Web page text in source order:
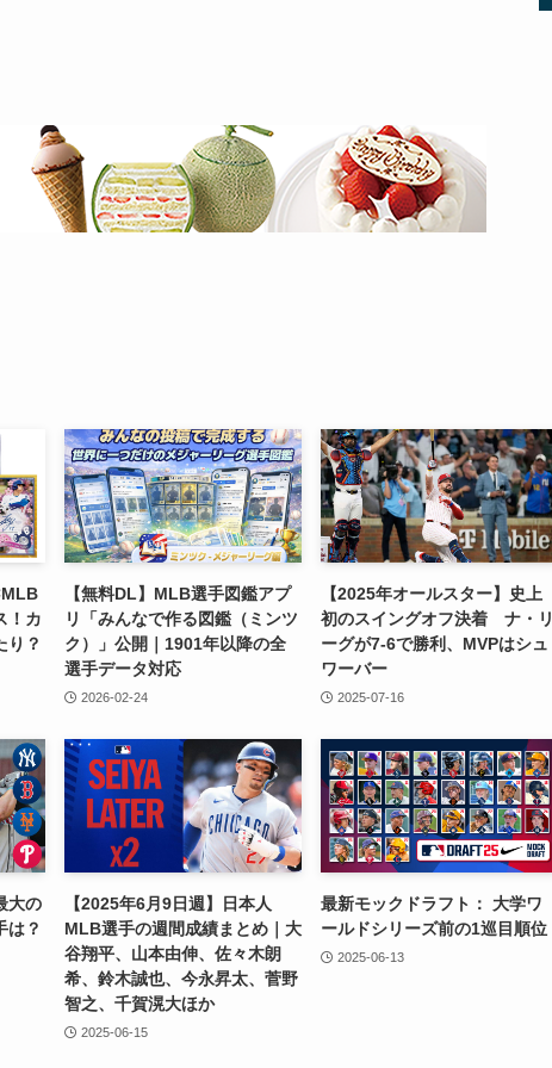
！カ
り？
【無料DL】MLB選手図鑑アプ
リ「みんなで作る図鑑（ミンツ
ク）」公開｜1901年以降の全
選手データ対応
2026-02-24
【2025年オールスター】史上
初のスイングオフ決着 ナ・リ
ーグが7-6で勝利、MVPはシュ
ワーバー
2025-07-16
大の
は？
【2025年6月9日週】日本人
MLB選手の週間成績まとめ｜大
谷翔平、山本由伸、佐々木朗
希、鈴木誠也、今永昇太、菅野
智之、千賀滉大ほか
2025-06-15
最新モックドラフト： 大学ワ
ールドシリーズ前の1巡目順位
2025-06-13